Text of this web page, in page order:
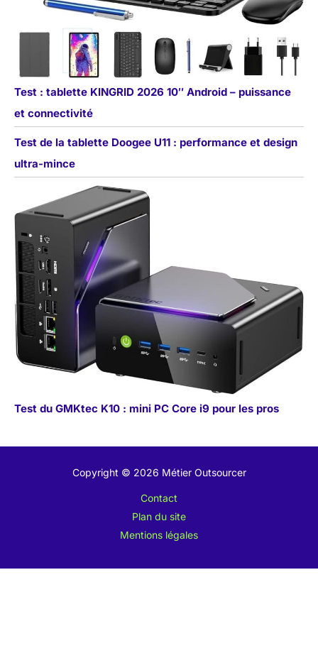
Test : tablette KINGRID 2026 10″ Android – puissance
et connectivité
Test de la tablette Doogee U11 : performance et design
ultra-mince
Test du GMKtec K10 : mini PC Core i9 pour les pros
Copyright © 2026 Métier Outsourcer
Contact
Plan du site
Mentions légales